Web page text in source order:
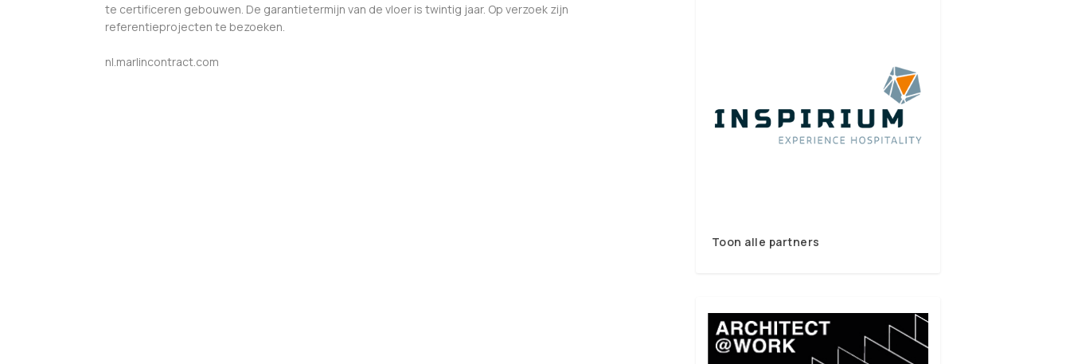
te certificeren gebouwen. De garantietermijn van de vloer is twintig jaar. Op verzoek zijn
referentieprojecten te bezoeken.
nl.marlincontract.com
Toon alle partners